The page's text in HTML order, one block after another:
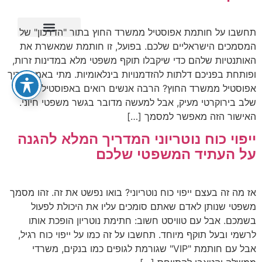
תחשבו על חותמת אפוסטיל ממשרד החוץ בתור "הדרכון" של
המסמכים הישראליים שלכם. בפועל, זו חותמת שמאשרת את
האותנטיות שלהם כדי שיקבלו תוקף משפטי מלא במדינות זרות,
ופותחת בפניכם דלתות להזדמנויות בינלאומיות. מתי באמת צריך
אפוסטיל ממשרד החוץ? הרבה אנשים רואים באפוסטיל עוד
שלב בירוקרטי מעיק, אבל למעשה מדובר בגשר משפטי חיוני.
האישור הזה מאפשר למסמך […]
ייפוי כוח נוטריוני המדריך המלא להגנה
על העתיד המשפטי שלכם
אז מה זה בעצם ייפוי כוח נוטריוני? בואו נפשט את זה. זהו מסמך
משפטי שנותן לאדם שאתם סומכים עליו את היכולת לפעול
בשמכם. אבל עם טוויסט חשוב: חתימת נוטריון הופכת אותו
לרשמי ובעל תוקף מיוחד. תחשבו על זה כמו על ייפוי כוח רגיל,
אבל עם חותמת "VIP" שגורמת לגופים כמו בנקים, משרדי